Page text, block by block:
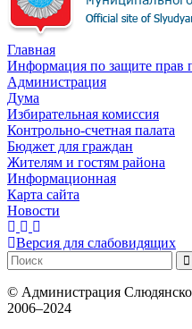
Главная
Информация по защите прав
Администрация
Дума
Избирательная комиссия
Контрольно-счетная палата
Бюджет для граждан
Жителям и гостям района
Информационная
Карта сайта
Новости
Версия для слабовидящих
© Администрация
2006–2024